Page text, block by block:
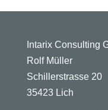
Intarix Consulting
Rolf Müller
Schillerstrasse 20
35423 Lich